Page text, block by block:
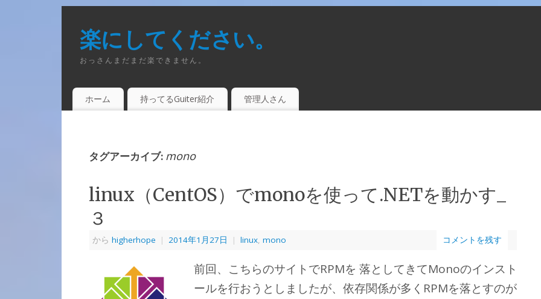
楽にしてください。
おっさんまだまだ楽できません。
ホーム 持ってるGuiter紹介 管理人さん
タグアーカイブ: mono
linux（CentOS）でmonoを使って.NETを動かす_
３
から higherhope | 2014年1月27日 | linux, mono コメントを残す
前回、こちらのサイトでRPMを 落としてきてMonoのインスト
ールを行おうとしましたが、依存関係が多くRPMを落とすのが